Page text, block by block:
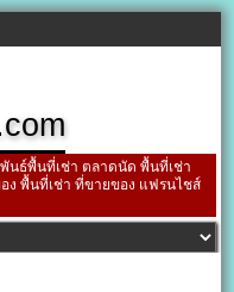
นธ์พื้นที่เช่า ตลาดนัด พื้นที่เช่า
ง พื้นที่เช่า ที่ขายของ แฟรนไชส์